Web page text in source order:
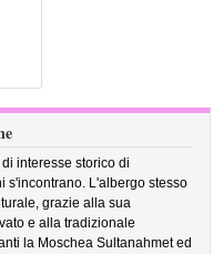
interesse storico di
s'incontrano. L'albergo stesso
grazie alla sua
e alla tradizionale
la Moschea Sultanahmet ed